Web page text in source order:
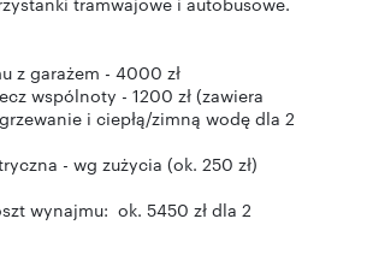
z garażem - 4000 zł
wspólnoty - 1200 zł (zawiera
i ciepłą/zimną wodę dla 2
- wg zużycia (ok. 250 zł)
wynajmu: ok. 5450 zł dla 2